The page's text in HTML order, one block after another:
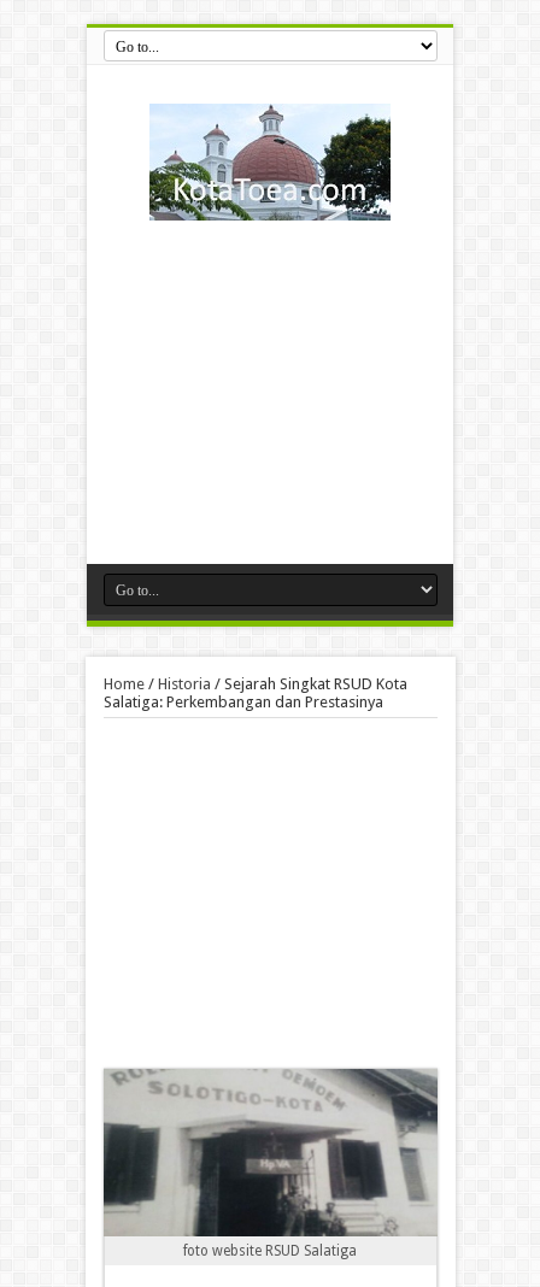
Home/ Historia / Sejarah Singkat RSUD Kota
Salatiga: Perkembangan dan Prestasinya
foto website RSUD Salatiga